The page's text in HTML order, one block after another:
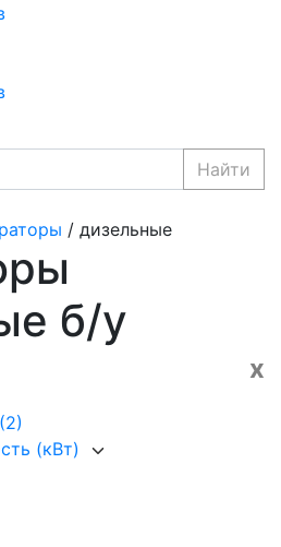
Найти
/ дизельные
б/у
x
(2)
(кВт)